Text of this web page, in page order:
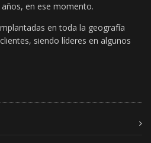
en ese momento.
en toda la geografía
siendo líderes en algunos